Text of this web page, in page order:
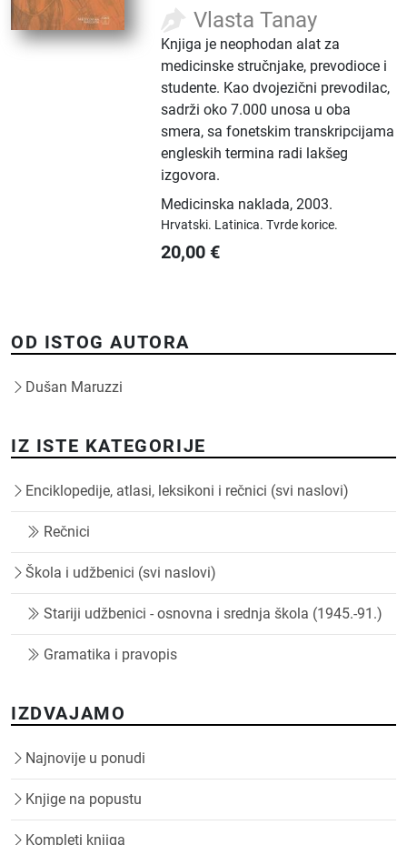
Vlasta Tanay
Knjiga je neophodan alat za
medicinske stručnjake, prevodioce i
studente. Kao dvojezični prevodilac,
sadrži oko 7.000 unosa u oba
smera, sa fonetskim transkripcijama
engleskih termina radi lakšeg
izgovora.
Medicinska naklada,2003.
Hrvatski. Latinica.Tvrde korice.
20,00 €
OD ISTOG AUTORA
Dušan Maruzzi
IZ ISTE KATEGORIJE
Enciklopedije, atlasi, leksikoni i rečnici (svi naslovi)
Rečnici
Škola i udžbenici (svi naslovi)
Stariji udžbenici - osnovna i srednja škola (1945.-91.)
Gramatika i pravopis
IZDVAJAMO
Najnovije u ponudi
Knjige na popustu
Kompleti knjiga